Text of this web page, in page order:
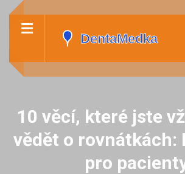
10 věcí, které jste
vědět o rovnátkách:
pro